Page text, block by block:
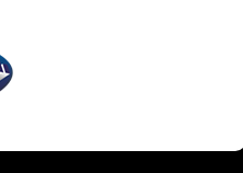
és segítünk Hétfőtől -
20 223 8470